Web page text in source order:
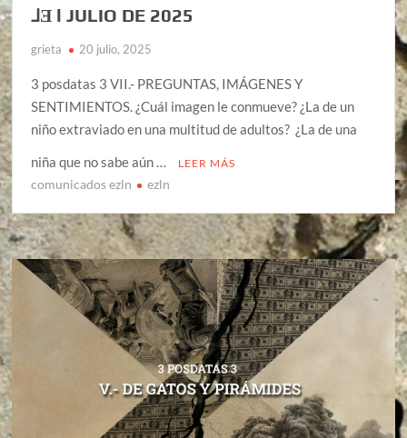
⅃Ǝ l JULIO DE 2025
grieta 20 julio, 2025
3 posdatas 3 VII.- PREGUNTAS, IMÁGENES Y
SENTIMIENTOS. ¿Cuál imagen le conmueve? ¿La de un
niño extraviado en una multitud de adultos? ¿La de una
niña que no sabe aún …
LEER MÁS
comunicados ezln ezln